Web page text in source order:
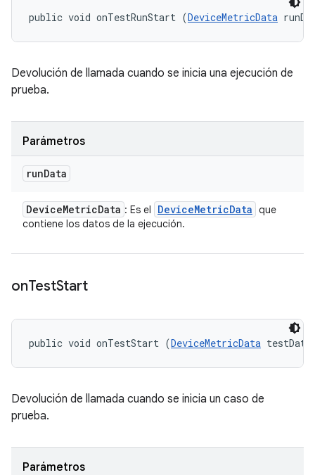
public void onTestRunStart (DeviceMetricData
Devolución de llamada cuando se inicia una ejecución de
prueba.
Parámetros
runData
DeviceMetricData : Es el DeviceMetricData que
contiene los datos de la ejecución.
onTestStart
public void onTestStart (DeviceMetricData
Devolución de llamada cuando se inicia un caso de
prueba.
Parámetros